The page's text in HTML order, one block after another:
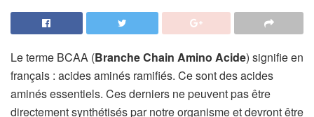
Le terme BCAA (Branche Chain Amino Acide) signifie en
français : acides aminés ramifiés. Ce sont des acides
aminés essentiels. Ces derniers ne peuvent pas être
directement synthétisés par notre organisme et devront être